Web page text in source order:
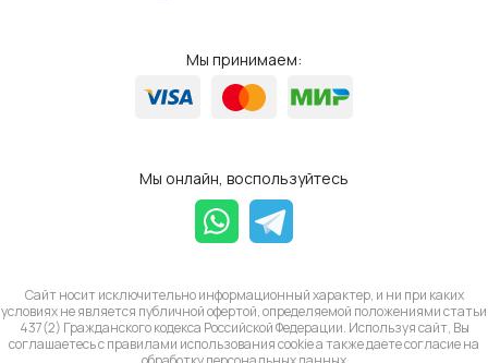
Мы принимаем:
Мы онлайн, воспользуйтесь
Сайт носит исключительно информационный характер, и ни при каких
условиях не является публичной офертой, определяемой положениями статьи
437(2) Гражданского кодекса Российской Федерации. Используя сайт, Вы
соглашаетесь с правилами использования cookie а также даете согласие на